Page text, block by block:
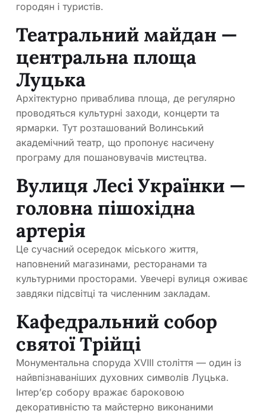
городян і туристів.
Театральний майдан —
центральна площа
Луцька
Архітектурно приваблива площа, де регулярно
проводяться культурні заходи, концерти та
ярмарки. Тут розташований Волинський
академічний театр, що пропонує насичену
програму для пошановувачів мистецтва.
Вулиця Лесі Українки —
головна пішохідна
артерія
Це сучасний осередок міського життя,
наповнений магазинами, ресторанами та
культурними просторами. Увечері вулиця оживає
завдяки підсвітці та численним закладам.
Кафедральний собор
святої Трійці
Монументальна споруда XVIII століття — один із
найвпізнаваніших духовних символів Луцька.
Інтер’єр собору вражає бароковою
декоративністю та майстерно виконаними